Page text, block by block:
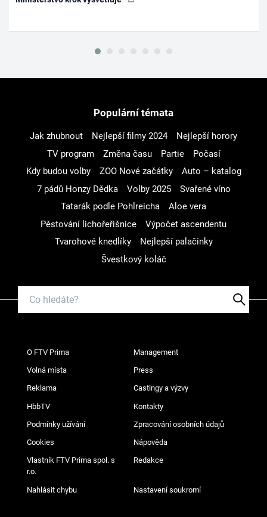
Populární témata
Jak zhubnout Nejlepší filmy 2024
Nejlepší horory
TV program
Změna času Partie
Počasí
Kdy budou volby
ZOO Nové začátky
Auto – katalog
7 pádů Honzy Dědka
Volby 2025
Svařené víno
Tatarák podle Pohlreicha
Aloe vera
Pěstování lichořeřišnice
Výpočet ascendentu
Tvarohové knedlíky
Nejlepší palačinky
Švestkový koláč
O FTV Prima Management
Volná místa Press
Reklama Castingy a výzvy
HbbTV Kontakty
Podmínky užívání Zpracování osobních údajů
Cookies Nápověda
Vlastník FTV Prima spol. s
r.o.
Redakce
Nahlásit chybu Nastavení soukromí